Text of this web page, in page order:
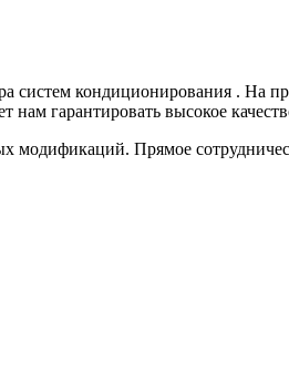
кондиционирования . На
гарантировать высокое
Прямое